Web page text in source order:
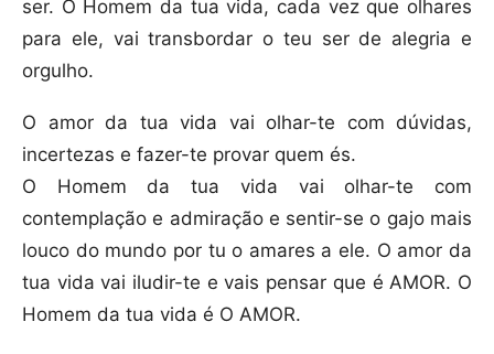
ser. O Homem da tua vida, cada vez que olhares
para ele, vai transbordar o teu ser de alegria e
orgulho.
O amor da tua vida vai olhar-te com dúvidas,
incertezas e fazer-te provar quem és.
O Homem da tua vida vai olhar-te com
contemplação e admiração e sentir-se o gajo mais
louco do mundo por tu o amares a ele. O amor da
tua vida vai iludir-te e vais pensar que é AMOR. O
Homem da tua vida é O AMOR.